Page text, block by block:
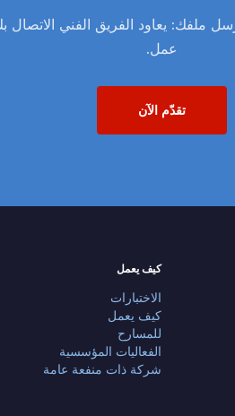
عمل.
تقدّم الآن
كيف يعمل
الاختبارات
كيف يعمل
للمسارح
الفعاليات المؤسسية
شركة ذات منفعة عامة